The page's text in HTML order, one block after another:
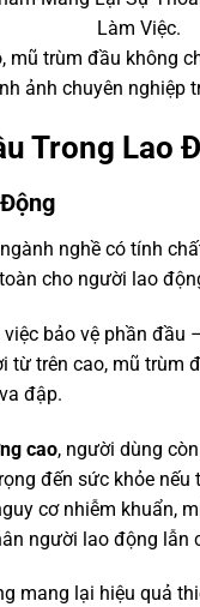
Làm Việc.
trùm đầu không
ảnh chuyên nghiệp
Trong Lao
nghề có tính
cho người lao
bảo vệ phần đầu
từ trên cao, mũ
đập.
cao, người dùng
đến sức khỏe
cơ nhiễm khuẩn,
người lao động
mang lại hiệu quả